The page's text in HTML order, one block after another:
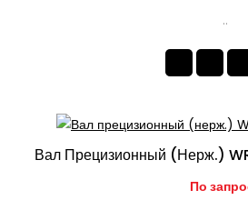
..
Вал Прецизионный (нерж.)
По